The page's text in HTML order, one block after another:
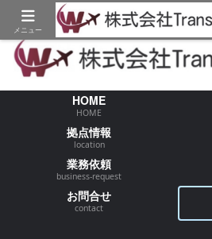
【物流/運送/配送】でお困りの事が御座いま
HOME
HOME
拠点情報
location
業務依頼
business-request
お問合せ
contact
メニュー